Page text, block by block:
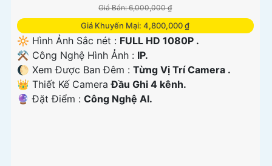
Giá Bán: 6,000,000 ₫
Giá Khuyến Mại: 4,800,000 ₫
🔆 Hình Ảnh Sắc nét : FULL HD 1080P .
⚒ Công Nghệ Hình Ảnh : IP.
🌔 Xem Được Ban Đêm : Từng Vị Trí Camera .
👑 Thiết Kế CameraĐầu Ghi 4 kênh.
️🔮 Đặt Điểm : Công Nghệ AI.